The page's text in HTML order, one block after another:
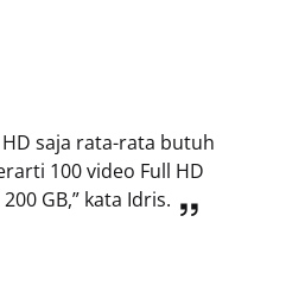
HD saja rata-rata butuh
100 video Full HD
GB,” kata Idris.